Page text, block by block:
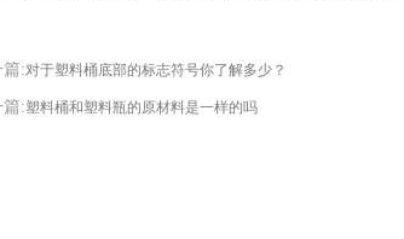
篇:对于塑料桶底部的标志符号你了解多少？
:塑料桶和塑料瓶的原材料是一样的吗